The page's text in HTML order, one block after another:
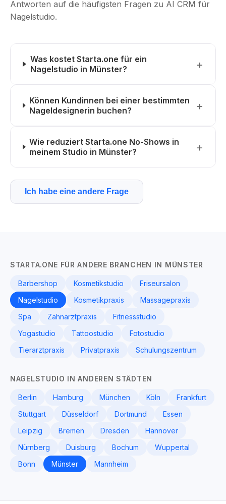
Antworten auf die häufigsten Fragen zu AI CRM für
Nagelstudio.
Was kostet Starta.one für ein
Nagelstudio in Münster?
Können Kundinnen bei einer bestimmten
Nageldesignerin buchen?
Wie reduziert Starta.one No-Shows in
meinem Studio in Münster?
Ich habe eine andere Frage
STARTA.ONE FÜR ANDERE BRANCHEN IN MÜNSTER
Barbershop Kosmetikstudio
Friseursalon
Nagelstudio
Kosmetikpraxis
Massagepraxis
Spa
Zahnarztpraxis
Fitnessstudio
Yogastudio
Tattoostudio
Fotostudio
Tierarztpraxis
Privatpraxis Schulungszentrum
NAGELSTUDIO IN ANDEREN STÄDTEN
Berlin Hamburg München Köln
Frankfurt
Stuttgart
Düsseldorf Dortmund
Essen
Leipzig
Bremen Dresden
Hannover
Nürnberg
Duisburg Bochum
Wuppertal
Bonn
Münster Mannheim